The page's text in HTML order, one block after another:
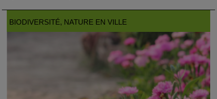
BIODIVERSITÉ, NATURE EN VILLE